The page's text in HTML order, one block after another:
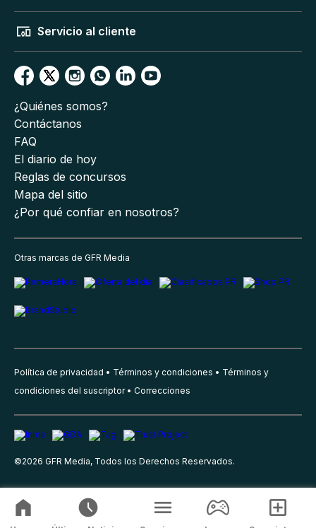
Servicio al cliente
¿Quiénes somos?
Contáctanos
FAQ
El diario de hoy
Reglas de concursos
Mapa del sitio
¿Por qué confiar en nosotros?
Otras marcas de GFR Media
Política de privacidad Términos y condiciones
Términos y
condiciones del suscriptor
Correcciones
©2026 GFR Media, Todos los Derechos Reservados.